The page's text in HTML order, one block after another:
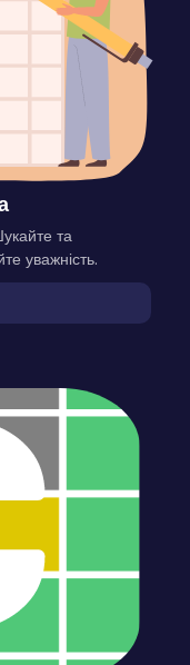
та
уважність.